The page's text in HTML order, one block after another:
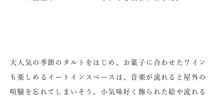
大人気の季節のタルトをはじめ、お菓子に合わせたワイン
も楽しめるイートインスペースは、音楽が流れると屋外の
喧騒を忘れてしまいそう。小気味好く飾られた絵や流れる